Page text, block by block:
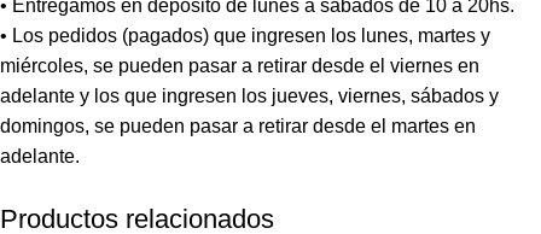
• Entregamos en depósito de lunes a sábados de 10 a 20hs.
• Los pedidos (pagados) que ingresen los lunes, martes y
miércoles, se pueden pasar a retirar desde el viernes en
adelante y los que ingresen los jueves, viernes, sábados y
domingos, se pueden pasar a retirar desde el martes en
adelante.
Productos relacionados